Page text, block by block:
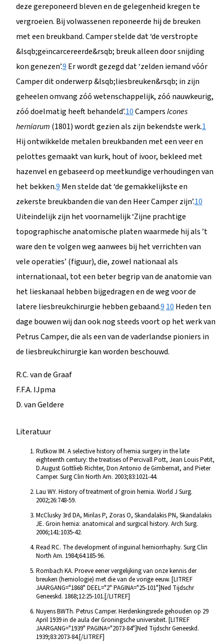
deze gereponeerd bleven en de gelegenheid kregen te
vergroeien. Bij volwassenen reponeerde hij de breuken
met een breukband. Camper stelde dat ‘de verstropte
&lsqb;geïncarcereerde&rsqb; breuk alleen door snijding
kon genezen’.9 Er wordt gezegd dat ‘zelden iemand vóór
Camper dit onderwerp &lsqb;liesbreuken&rsqb; in zijn
geheelen omvang zóó wetenschappelijk, zóó nauwkeurig,
zóó doelmatig heeft behandeld’.10CampersIcones
herniarum (1801) wordt gezien als zijn bekendste werk.1
Hij ontwikkelde metalen breukbanden met een veer en
pelottes gemaakt van kurk, hout of ivoor, bekleed met
hazenvel en gebaseerd op meetkundige verhoudingen van
het bekken.9 Men stelde dat ‘de gemakkelijkste en
zekerste breukbanden die van den Heer Camper zijn’.10
Uiteindelijk zijn het voornamelijk ‘Zijne prachtige
topographische anatomische platen waarmede hij als ’t
ware den te volgen weg aanwees bij het verrichten van
vele operaties’ (figuur), die, zowel nationaal als
internationaal, tot een beter begrip van de anatomie van
het lieskanaal hebben bijgedragen en de weg voor de
latere liesbreukchirurgie hebben gebaand.9 10 Heden ten
dage bouwen wij dan ook nog steeds voort op het werk van
Petrus Camper, die als een van de vaderlandse pioniers in
de liesbreukchirurgie kan worden beschouwd.
R.C. van de Graaf
F.F.A. IJpma
D. van Geldere
Literatuur
Rutkow IM. A selective history of hernia surgery in the late
eighteenth century: the treatises of Percivall Pott, Jean Louis Petit,
D.August Gottlieb Richter, Don Antonio de Gimbernat, and Pieter
Camper. Surg Clin North Am. 2003;83:1021-44.
Lau WY. History of treatment of groin hernia. World J Surg.
2002;26:748-59.
McClusky 3rd DA, Mirilas P, Zoras O, Skandalakis PN, Skandalakis
JE. Groin hernia: anatomical and surgical history. Arch Surg.
2006;141:1035-42.
Read RC. The development of inguinal herniorrhaphy. Surg Clin
North Am. 1984;64:185-96.
Rombach KA. Proeve eener vergelijking van onze kennis der
breuken (herniologie) met die van de vorige eeuw. [LITREF
JAARGANG="1868" DEEL="2" PAGINA="25-101"]Ned Tijdschr
Geneeskd. 1868;12:25-101.[/LITREF]
Nuyens BWTh. Petrus Camper. Herdenkingsrede gehouden op 29
April 1939 in de aula der Groningsche universiteit. [LITREF
JAARGANG="1939" PAGINA="2073-84"]Ned Tijdschr Geneeskd.
1939;83:2073-84.[/LITREF]